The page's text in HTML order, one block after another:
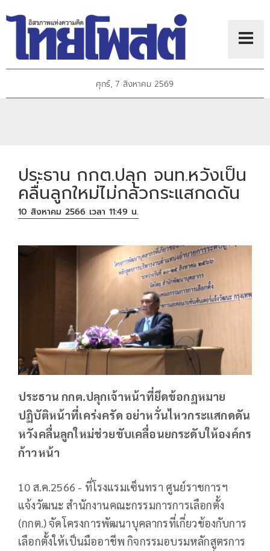
ศุกร์, 7 สิงหาคม 2569
ประธาน กกต.ปลุก จนท.หวังเป็น
คลื่นลูกใหม่ไม่กลัวกระแสกดดัน
10 สิงหาคม 2566 เวลา 11:49 น.
ประธาน กกต.ปลุกเจ้าหน้าที่ยึดข้อกฎหมาย
ปฏิบัติหน้าที่เคร่งครัด อย่าหวั่นไหวกระแสกดดัน
หวังคลื่นลูกใหม่ช่วยขับเคลื่อนยกระดับให้องค์กร
ก้าวหน้า
10 ส.ค.2566 - ที่โรงแรมเซ็นทรา ศูนย์ราชการฯ
แจ้งวัฒนะ​ สำนักงานคณะกรรมการการเลือกตั้ง
(กกต.) จัดโครงการพัฒนาบุคลากรที่เกี่ยวข้องกับการ
เลือกตั้งให้เป็นมืออาชีพ กิจกรรมอบรมหลักสูตรการ